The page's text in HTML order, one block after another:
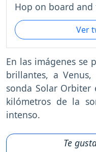
Hop on board and
Ver
En las imágenes se
brillantes, a
sonda Solar Orbiter
kilómetros de la
intenso.
Te